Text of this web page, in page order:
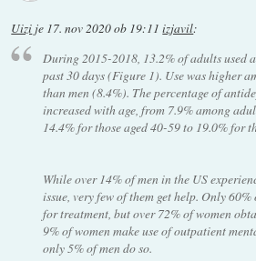
Uizi je 17. nov 2020 ob 19:11 izjavil:
During 2015-2018, 13.2% of adults used
past 30 days (Figure 1). Use was higher
than men (8.4%). The percentage of
increased with age, from 7.9% among
14.4% for those aged 40-59 to 19.0% for
While over 14% of men in the US
issue, very few of them get help. Only 60%
for treatment, but over 72% of women
9% of women make use of outpatient
only 5% of men do so.